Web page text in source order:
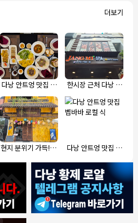
더보기
다낭 안트엉 맛집 탐
방기, 에픽 비스트로
솔직 평가
한시장 근처 다낭 마
현지 분위기 가득! 다
에서 즐기는 분짜 한
다낭 안트엉 맛집 벱